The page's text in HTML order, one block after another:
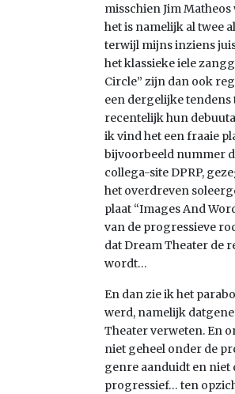
misschien Jim
het is namelijk al twee
terwijl mijns inziens
het klassieke iele
Circle” zijn dan ook
een dergelijke tendens
recentelijk hun
ik vind het een fraaie
bijvoorbeeld nummer
collega-site DPRP,
het overdreven
plaat “Images And
van de progressieve
dat Dream Theater de
wordt…
En dan zie ik het
werd, namelijk
Theater verweten. En
niet geheel onder de
genre aanduidt en niet
progressief… ten